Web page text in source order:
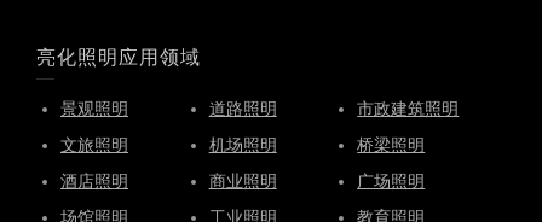
亮化照明应用领域
景观照明 道路照明
市政建筑照明
文旅照明
机场照明
桥梁照明
酒店照明
商业照明
广场照明
场馆照明
工业照明
教育照明